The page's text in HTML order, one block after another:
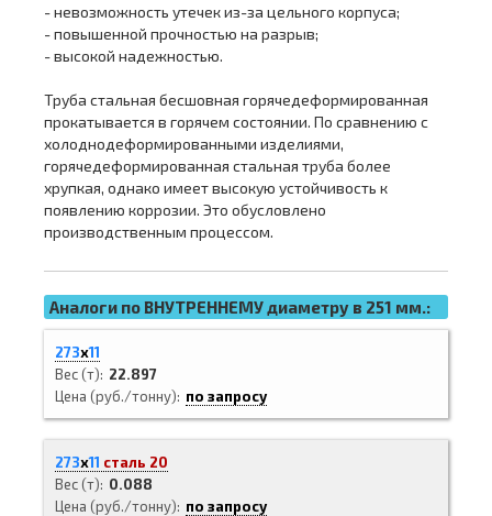
- невозможность утечек из-за цельного корпуса;
- повышенной прочностью на разрыв;
- высокой надежностью.
Труба стальная бесшовная горячедеформированная
прокатывается в горячем состоянии. По сравнению с
холоднодеформированными изделиями,
горячедеформированная стальная труба более
хрупкая, однако имеет высокую устойчивость к
появлению коррозии. Это обусловлено
производственным процессом.
Аналоги по ВНУТРЕННЕМУ диаметру в 251 мм.:
273х11
Вес (т)
22.897
Цена (руб./тонну)
по запросу
273х11 сталь 20
Вес (т)
0.088
Цена (руб./тонну)
по запросу